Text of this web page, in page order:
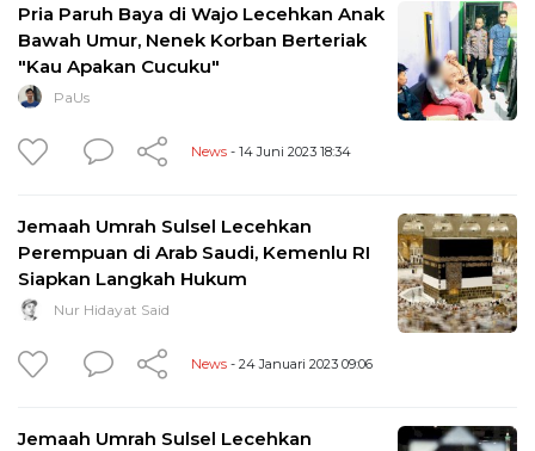
Pria Paruh Baya di Wajo Lecehkan Anak
Bawah Umur, Nenek Korban Berteriak
"Kau Apakan Cucuku"
PaUs
News - 14 Juni 2023 18:34
Jemaah Umrah Sulsel Lecehkan
Perempuan di Arab Saudi, Kemenlu RI
Siapkan Langkah Hukum
Nur Hidayat Said
News - 24 Januari 2023 09:06
Jemaah Umrah Sulsel Lecehkan